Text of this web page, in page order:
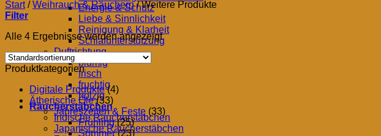
Energie & Schutz
Liebe & Sinnlichkeit
Reinigung & Klarheit
Schlafunterstützung
Duftrichtung
blumig
frisch
fruchtig
holzig
Räucherstäbchen
Indische Räucherstäbchen
Japanische Räucherstäbchen
Start / Weihrauch & Räuchern /Weitere Produkte
Filter
Alle 4 Ergebnisse werden angezeigt
Produktkategorien
Digitale Produkte (4)
Ätherische Öle (33)
Jahreszeiten & Feste (33)
Frühling (25)
Sommer (23)